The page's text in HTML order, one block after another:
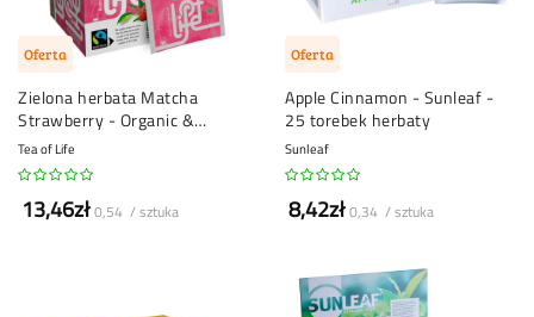
Oferta
Zielona herbata Matcha
Strawberry - Organic &
Fairtrade - Tea of Life - 25
torebek herbaty
Tea of Life
13,46zł0,54 / sztuka
Oferta
Apple Cinnamon - Sunleaf -
25 torebek herbaty
Sunleaf
8,42zł0,34 / sztuka